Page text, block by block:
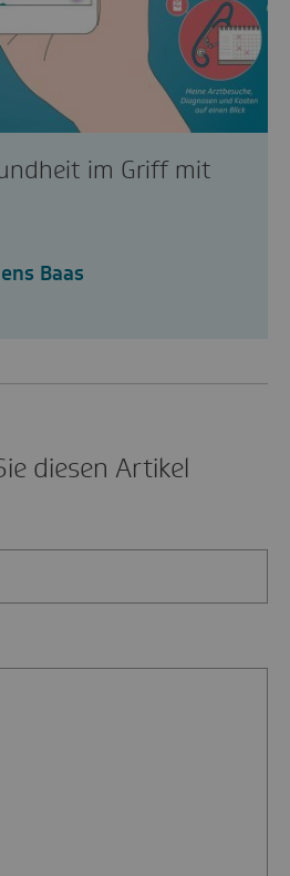
im Griff mit
Baas
diesen Artikel